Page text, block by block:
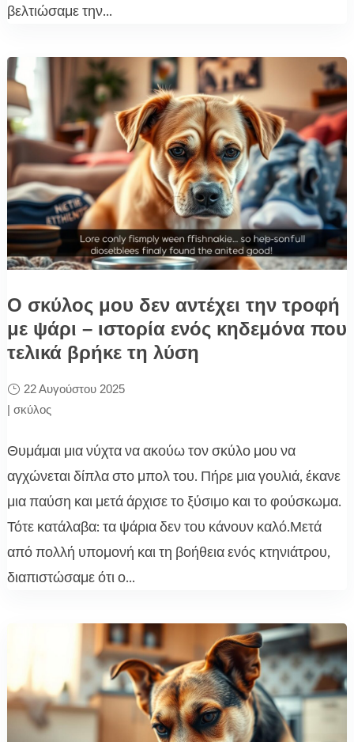
βελτιώσαμε την...
Ο σκύλος μου δεν αντέχει την τροφή
με ψάρι – ιστορία ενός κηδεμόνα που
τελικά βρήκε τη λύση
22 Αυγούστου 2025
| σκύλος
Θυμάμαι μια νύχτα να ακούω τον σκύλο μου να
αγχώνεται δίπλα στο μπολ του. Πήρε μια γουλιά, έκανε
μια παύση και μετά άρχισε το ξύσιμο και το φούσκωμα.
Τότε κατάλαβα: τα ψάρια δεν του κάνουν καλό.Μετά
από πολλή υπομονή και τη βοήθεια ενός κτηνιάτρου,
διαπιστώσαμε ότι ο...